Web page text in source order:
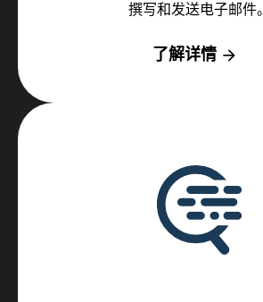
撰写和发送电子邮件。
了解详情 arrow_forward